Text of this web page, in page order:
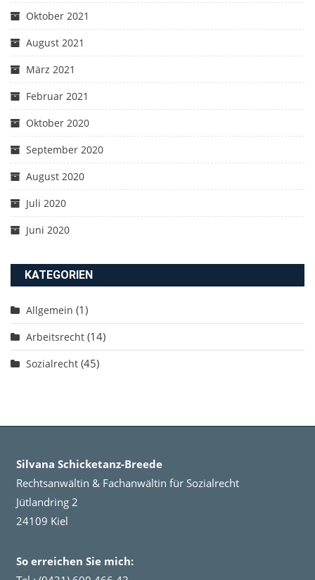
Oktober 2021
August 2021
März 2021
Februar 2021
Oktober 2020
September 2020
August 2020
Juli 2020
Juni 2020
KATEGORIEN
Allgemein (1)
Arbeitsrecht (14)
Sozialrecht (45)
Silvana Schicketanz-Breede
Rechtsanwältin & Fachanwältin für Sozialrecht
Jütlandring 2
24109 Kiel
So erreichen Sie mich: